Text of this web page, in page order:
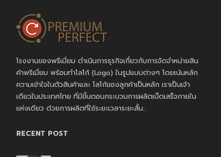
โรงงานของพรีเมี่ยม ดำเนินการธุรกิจเกี่ยวกับการจัดจำหน่ายสิน
ค้าพรีเมี่ยม พร้อมทำโลโก้ (Logo) ในรูปแบบต่างๆ โดยเน้นหลัก
ความเข้าใจในตัวสินค้าและ โลโก้ของลูกค้าเป็นหลัก เราเป็นเจ้า
เดียวในประเทศไทย ที่มีขั้นตอนกระบวนการผลิตเบ็ดเสร็จภายใน
แห่งเดียว ด้วยการผลิตที่ใช้ระยะเวลาระยะสั้น..
RECENT POST